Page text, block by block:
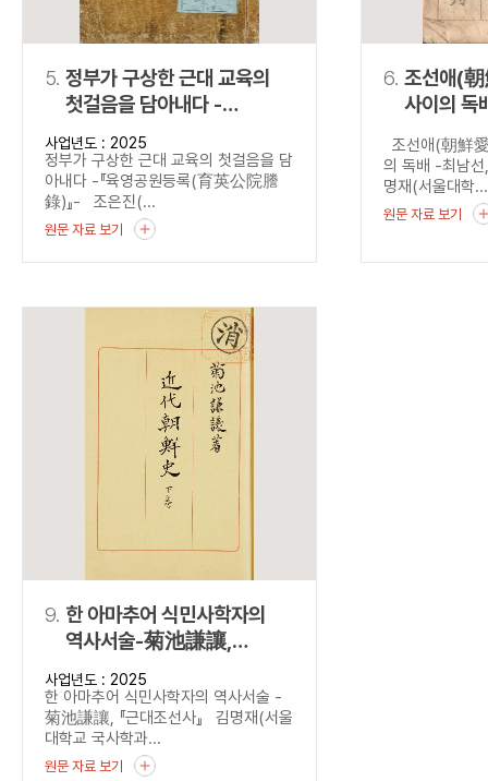
5. 정부가 구상한 근대 교육의
첫걸음을 담아내다 -
『육영공원등록
(育英公院謄錄)』-
사업년도 : 2025
정부가 구상한 근대 교육의 첫걸음을 담
아내다 -『육영공원등록(育英公院謄
錄)』- 조은진(...
원문 자료 보기
6. 조선애(
사이의 독배 -최
『國民
조선애(朝鮮
의 독배 -최남
명재(서울대학...
원문 자료 보기
9. 한 아마추어 식민사학자의
역사서술-菊池謙讓,
『근대조선사』
사업년도 : 2025
한 아마추어 식민사학자의 역사서술 -
菊池謙讓, 『근대조선사』 김명재(서울
대학교 국사학과...
원문 자료 보기